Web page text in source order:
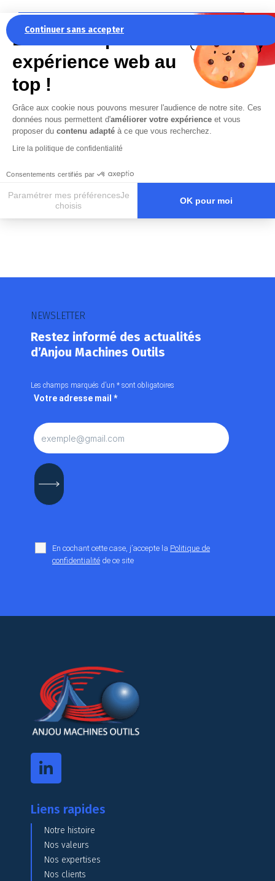
Continuer sans accepter
La recette pour une
expérience web au
top !
Grâce aux cookie nous pouvons mesurer l'audience de notre site. Ces
données nous permettent d'améliorer votre expérience et vous
proposer du contenu adapté à ce que vous recherchez.
Lire la politique de confidentialité
Consentements certifiés par
Paramétrer mes préférencesJe
choisis
OK pour moi
Rechercher une autre référence :
RÉFÉRENCE
MARQUE & TYPE DE PIÈCE
NEWSLETTER
Restez informé des actualités
d’Anjou Machines Outils
Les champs marqués d’un * sont obligatoires
Votre adresse mail *
En cochant cette case, j’accepte la Politique de
confidentialité de ce site
Liens rapides
Notre histoire
Nos valeurs
Nos expertises
Nos clients